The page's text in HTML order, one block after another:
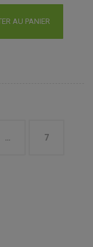
AU PANIER
7